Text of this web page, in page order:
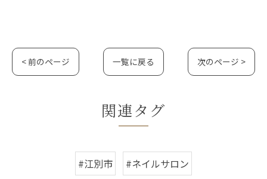
< 前のページ 一覧に戻る 次のページ >
関連タグ
#江別市 #ネイルサロン